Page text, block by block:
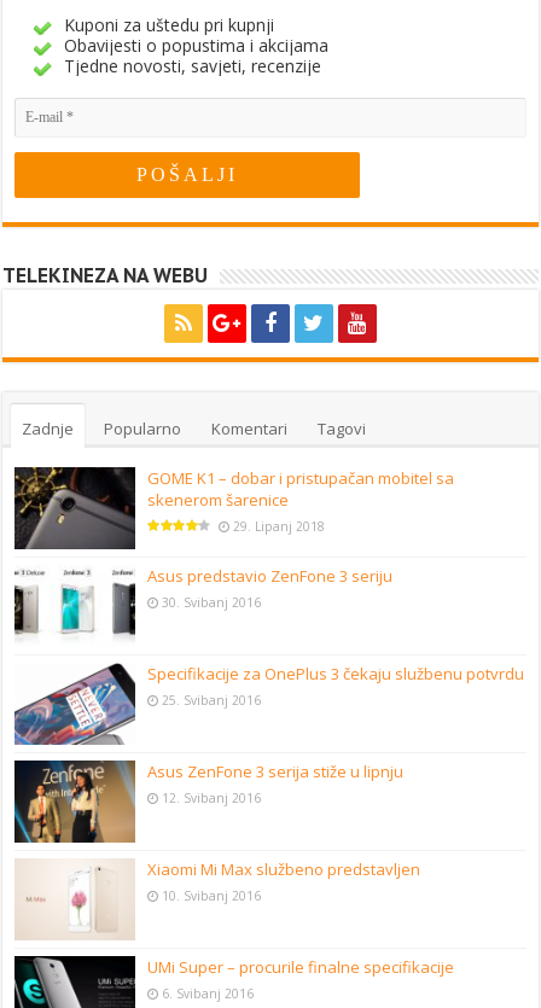
Kuponi za uštedu pri kupnji
Obavijesti o popustima i akcijama
Tjedne novosti, savjeti, recenzije
TELEKINEZA NA WEBU
Zadnje Popularno Komentari Tagovi
GOME K1 – dobar i pristupačan mobitel sa
skenerom šarenice
29. Lipanj 2018
Asus predstavio ZenFone 3 seriju
30. Svibanj 2016
Specifikacije za OnePlus 3 čekaju službenu potvrdu
25. Svibanj 2016
Asus ZenFone 3 serija stiže u lipnju
12. Svibanj 2016
Xiaomi Mi Max službeno predstavljen
10. Svibanj 2016
UMi Super – procurile finalne specifikacije
6. Svibanj 2016